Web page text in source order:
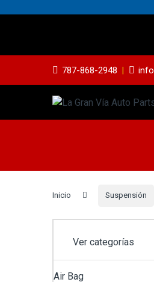
787-868-2948
Inicio Suspensión
Ver categorías
Air Bag